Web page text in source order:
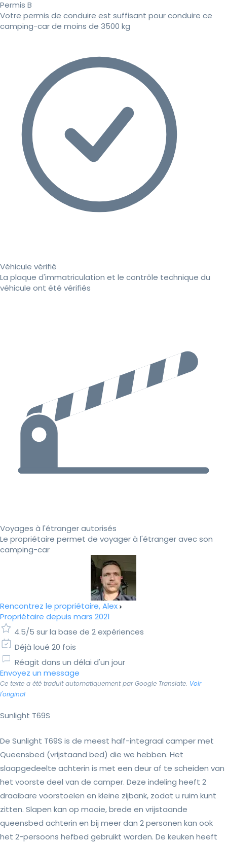
Permis B
Votre permis de conduire est suffisant pour conduire ce
camping-car de moins de 3500 kg
Véhicule vérifié
La plaque d'immatriculation et le contrôle technique du
véhicule ont été vérifiés
Voyages à l'étranger autorisés
Le propriétaire permet de voyager à l'étranger avec son
camping-car
Rencontrez le propriétaire, Alex
Propriétaire depuis mars 2021
4.5/5 sur la base de 2 expériences
Déjà loué 20 fois
Réagit dans un délai d'un jour
Envoyez un message
Ce texte a été traduit automatiquement par Google Translate. Voir
l'original
Sunlight T69S
De Sunlight T69S is de meest half-integraal camper met
Queensbed (vrijstaand bed) die we hebben. Het
slaapgedeelte achterin is met een deur af te scheiden van
het voorste deel van de camper. Deze indeling heeft 2
draaibare voorstoelen en kleine zijbank, zodat u ruim kunt
zitten. Slapen kan op mooie, brede en vrijstaande
queensbed achterin en bij meer dan 2 personen kan ook
het 2-persoons hefbed gebruikt worden. De keuken heeft